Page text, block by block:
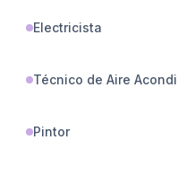
Electricista
Técnico de Aire
Pintor